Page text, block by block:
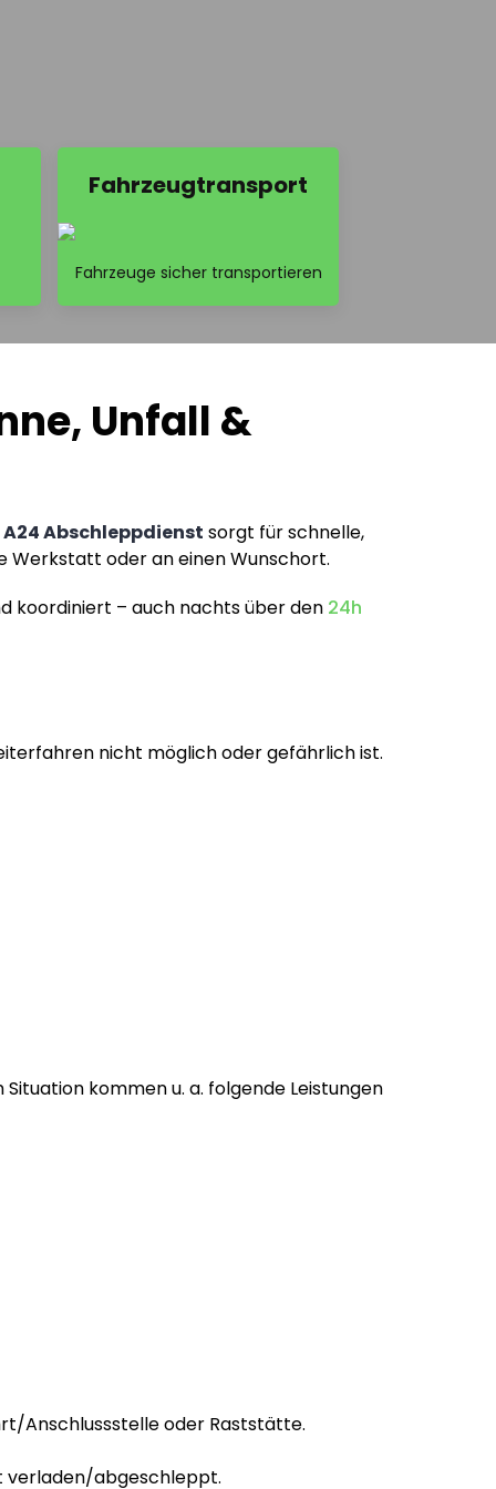
Fahrzeugtransport
Fahrzeuge sicher transportieren
Unfall &
A24 Abschleppdienst sorgt für schnelle,
Werkstatt oder an einen Wunschort.
koordiniert – auch nachts über den 24h
nicht möglich oder gefährlich ist.
kommen u. a. folgende Leistungen
Anschlussstelle oder Raststätte.
verladen/abgeschleppt.